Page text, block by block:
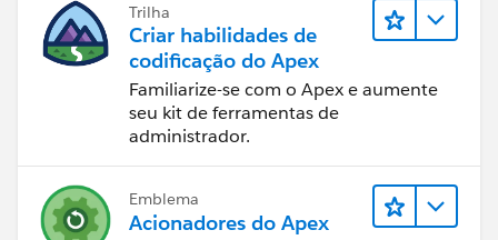
Trilha
Criar habilidades de
codificação do Apex
Familiarize-se com o Apex e aumente
seu kit de ferramentas de
administrador.
Emblema
Acionadores do Apex